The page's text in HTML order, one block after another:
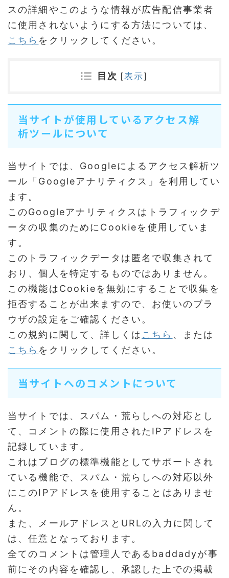
スの詳細やこのような情報が広告配信事業者
に使用されないようにする方法については、
こちら をクリックしてください。
目次 [表示]
当サイトが使用しているアクセス解
析ツールについて
当サイトでは、Googleによるアクセス解析ツ
ール「Googleアナリティクス」を利用してい
ます。
このGoogleアナリティクスはトラフィックデ
ータの収集のためにCookieを使用していま
す。
このトラフィックデータは匿名で収集されて
おり、個人を特定するものではありません。
この機能はCookieを無効にすることで収集を
拒否することが出来ますので、お使いのブラ
ウザの設定をご確認ください。
この規約に関して、詳しくは こちら 、または
こちら をクリックしてください。
当サイトへのコメントについて
当サイトでは、スパム・荒らしへの対応とし
て、コメントの際に使用されたIPアドレスを
記録しています。
これはブログの標準機能としてサポートされ
ている機能で、スパム・荒らしへの対応以外
にこのIPアドレスを使用することはありませ
ん。
また、メールアドレスとURLの入力に関して
は、任意となっております。
全てのコメントは管理人であるbaddadyが事
前にその内容を確認し、承認した上での掲載